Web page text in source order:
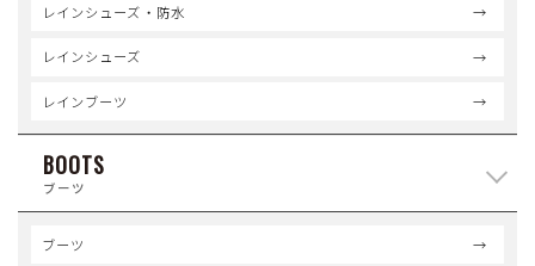
レインシューズ・防水
レインシューズ
レインブーツ
BOOTS
ブーツ
ブーツ